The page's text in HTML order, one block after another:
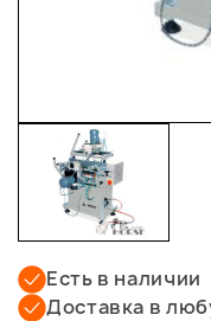
Есть в наличии
Доставка в